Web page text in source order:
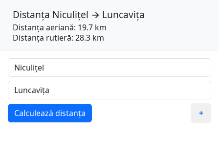
Distanța Niculițel → Luncavița
Distanța aeriană: 19.7 km
Distanța rutieră: 28.3 km
Calculează distanța +